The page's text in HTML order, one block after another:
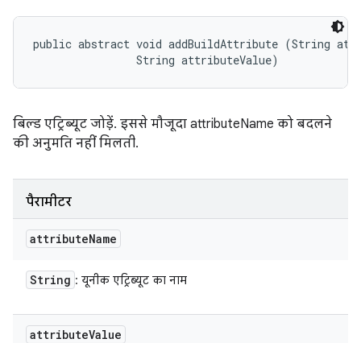
public abstract void addBuildAttribute (String
                String attributeValue)
बिल्ड एट्रिब्यूट जोड़ें. इससे मौजूदा attributeName को बदलने
की अनुमति नहीं मिलती.
पैरामीटर
attributeName
String : यूनीक एट्रिब्यूट का नाम
attributeValue